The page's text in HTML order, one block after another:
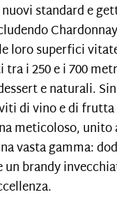
standard e
loro superfici
i 250 e i 700
e naturali.
di vino e di
meticoloso,
vasta gamma:
brandy